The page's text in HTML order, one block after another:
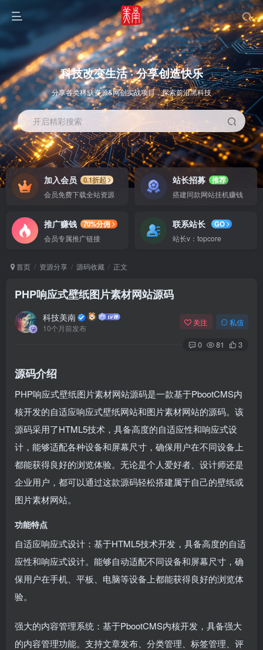
OS教程 SOFT教程
软件 Linux软件 Android软件
科技改变生活 · 分享创造快乐
分享各类稀缺资源&网创实战项目，探索前沿黑科技
开启精彩搜索
加入会员
0.1折起
会员免费下载全站资源
站长招募
推荐
搭建同款网站挂机赚钱
推广赚钱
70%分佣
会员专属推广链接
联系站长
GO
站长v：topcore
首页 资源分享 源码收藏 正文
PHP响应式壁纸图片素材网站源码
科技美南
10个月前发布
关注 私信
0 81 3
源码介绍
PHP响应式壁纸图片素材网站源码是一款基于PbootCMS内
核开发的自适应响应式壁纸网站和图片素材网站的源码。该
源码采用了HTML5技术，具备高度的自适应性和响应式设
计，能够适配各种设备和屏幕尺寸，确保用户在不同设备上
都能获得良好的浏览体验。无论是个人爱好者、设计师还是
企业用户，都可以通过这款源码轻松搭建属于自己的壁纸或
图片素材网站。
功能特点
自适应响应式设计：基于HTML5技术开发，具备高度的自适
应性和响应式设计。能够自动适配不同设备和屏幕尺寸，确
保用户在手机、平板、电脑等设备上都能获得良好的浏览体
验。
强大的内容管理系统：基于PbootCMS内核开发，具备强大
的内容管理功能。支持文章发布、分类管理、标签管理、评